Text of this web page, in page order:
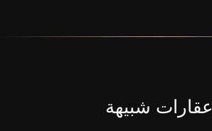
عقارات شبيهة